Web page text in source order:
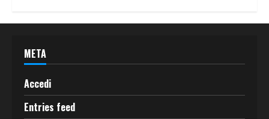
META
Accedi
Entries feed